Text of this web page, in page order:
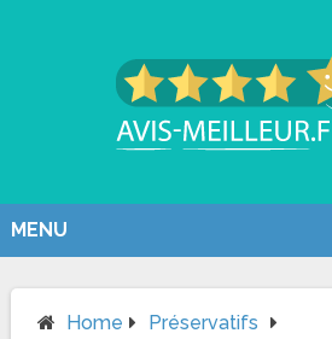
MENU
Home
Préservatifs